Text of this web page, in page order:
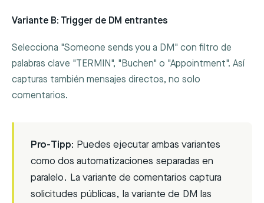
Variante B: Trigger de DM entrantes
Selecciona "Someone sends you a DM" con filtro de
palabras clave "TERMIN", "Buchen" o "Appointment". Así
capturas también mensajes directos, no solo
comentarios.
Pro-Tipp: Puedes ejecutar ambas variantes
como dos automatizaciones separadas en
paralelo. La variante de comentarios captura
solicitudes públicas, la variante de DM las